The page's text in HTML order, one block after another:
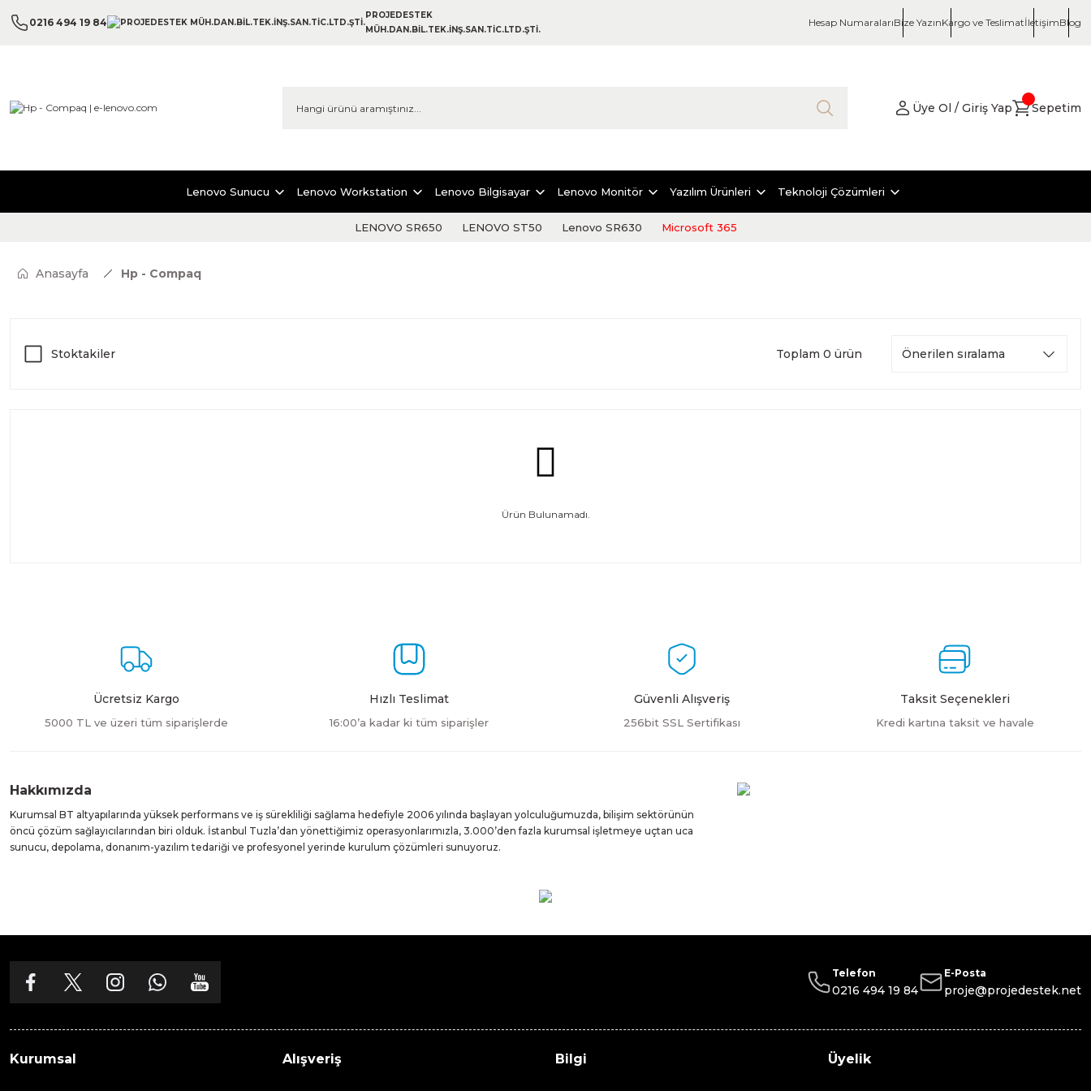
0216 494 19 84
PROJEDESTEK
MÜH.DAN.BİL.TEK.İNŞ.SAN.TİC.LTD.ŞTİ.
Hesap NumaralarıBize YazınKargo ve TeslimatİletişimBlog
Üye Ol / Giriş Yap Sepetim
Lenovo Sunucu Lenovo Workstation Lenovo Bilgisayar Lenovo Monitör Yazılım Ürünleri Teknoloji Çözümleri
LENOVO SR650 LENOVO ST50 Lenovo SR630 Microsoft 365
Anasayfa Hp - Compaq
Stoktakiler Toplam 0 ürün
Ürün Bulunamadı.
Ücretsiz Kargo
5000 TL ve üzeri tüm siparişlerde
Hızlı Teslimat
16:00’a kadar ki tüm siparişler
Güvenli Alışveriş
256bit SSL Sertifikası
Taksit Seçenekleri
Kredi kartına taksit ve havale
Hakkımızda
Kurumsal BT altyapılarında yüksek performans ve iş sürekliliği sağlama hedefiyle 2006 yılında başlayan yolculuğumuzda, bilişim sektörünün
öncü çözüm sağlayıcılarından biri olduk. İstanbul Tuzla’dan yönettiğimiz operasyonlarımızla, 3.000’den fazla kurumsal işletmeye uçtan uca
sunucu, depolama, donanım-yazılım tedariği ve profesyonel yerinde kurulum çözümleri sunuyoruz.
Telefon
0216 494 19 84
E-Posta
proje@projedestek.net
Kurumsal Alışveriş Bilgi Üyelik